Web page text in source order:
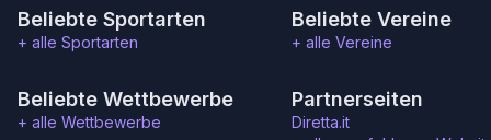
Beliebte Sportarten
+ alle Sportarten
Beliebte Vereine
+ alle Vereine
Beliebte Wettbewerbe
+ alle Wettbewerbe
Partnerseiten
Diretta.it